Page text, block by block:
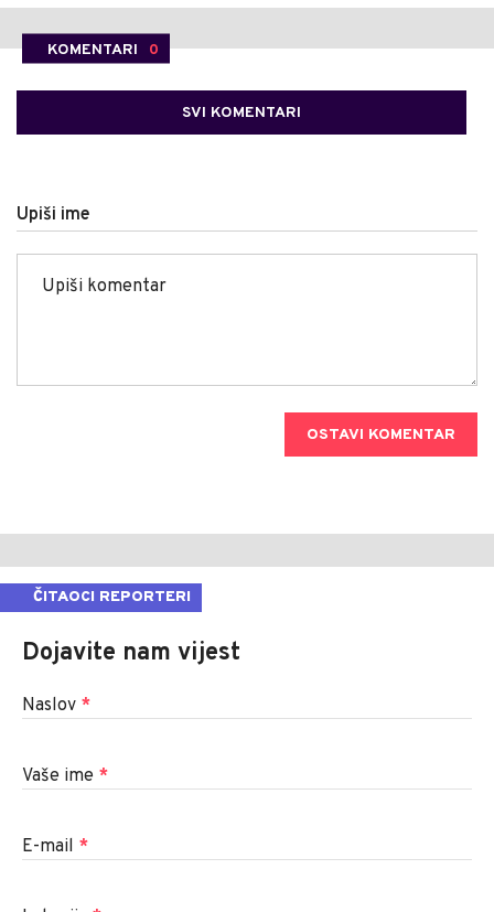
KOMENTARI 0
SVI KOMENTARI
Upiši ime
OSTAVI KOMENTAR
ČITAOCI REPORTERI
Dojavite nam vijest
Naslov *
Vaše ime *
E-mail *